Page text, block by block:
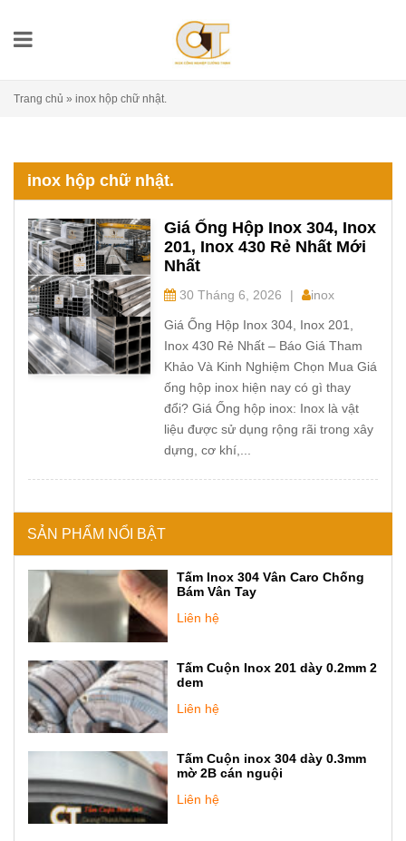
Trang chủ » inox hộp chữ nhật.
inox hộp chữ nhật.
Giá Ống Hộp Inox 304, Inox
201, Inox 430 Rẻ Nhất Mới
Nhất
30 Tháng 6, 2026 | inox
Giá Ống Hộp Inox 304, Inox 201,
Inox 430 Rẻ Nhất – Báo Giá Tham
Khảo Và Kinh Nghiệm Chọn Mua Giá
ống hộp inox hiện nay có gì thay
đổi? Giá Ống hộp inox: Inox là vật
liệu được sử dụng rộng rãi trong xây
dựng, cơ khí,...
SẢN PHẨM NỔI BẬT
Tấm Inox 304 Vân Caro Chống
Bám Vân Tay
Liên hệ
Tấm Cuộn Inox 201 dày 0.2mm 2
dem
Liên hệ
Tấm Cuộn inox 304 dày 0.3mm
mờ 2B cán nguội
Liên hệ